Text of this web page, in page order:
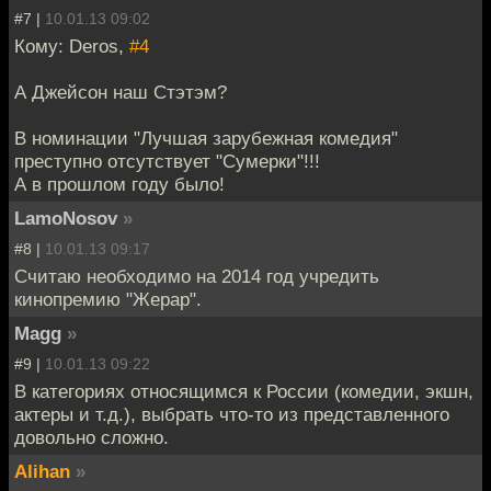
#7 | 10.01.13 09:02
Кому: Deros, #4
А Джейсон наш Стэтэм?
В номинации "Лучшая зарубежная комедия"
преступно отсутствует "Сумерки"!!!
А в прошлом году было!
LamoNosov »
#8 | 10.01.13 09:17
Считаю необходимо на 2014 год учредить
кинопремию "Жерар".
Magg »
#9 | 10.01.13 09:22
В категориях относящимся к России (комедии, экшн,
актеры и т.д.), выбрать что-то из представленного
довольно сложно.
Alihan »